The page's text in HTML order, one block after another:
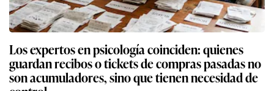
Los expertos en psicología coinciden: quienes
guardan recibos o tickets de compras pasadas no
son acumuladores, sino que tienen necesidad de